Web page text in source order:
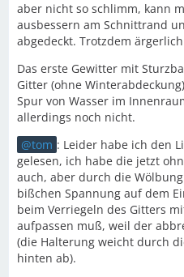
aber nicht so schlimm, kann
ausbessern am Schnittrand
abgedeckt. Trotzdem
Das erste Gewitter mit
Gitter (ohne
Spur von Wasser im
allerdings noch nicht.
tom : Leider habe ich den
gelesen, ich habe die jetzt
auch, aber durch die
bißchen Spannung auf dem
beim Verriegeln des Gitters
aufpassen muß, weil der
(die Halterung weicht durch
hinten ab).